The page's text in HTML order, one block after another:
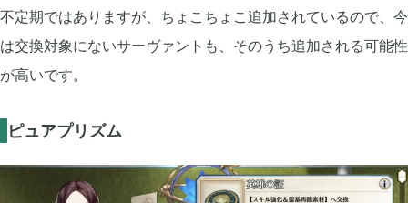
不定期ではありますが、ちょこちょこ追加されているので、今
は交換対象にないサーヴァントも、そのうち追加される可能性
が高いです。
ピュアプリズム